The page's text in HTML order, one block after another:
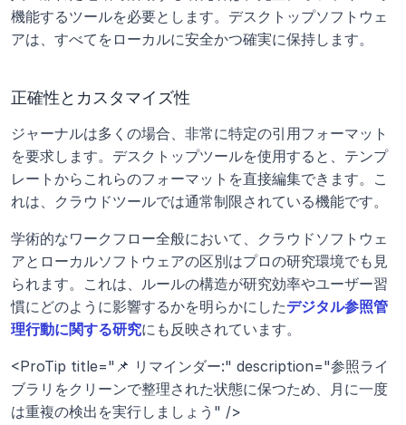
機能するツールを必要とします。デスクトップソフトウェ
アは、すべてをローカルに安全かつ確実に保持します。
正確性とカスタマイズ性
ジャーナルは多くの場合、非常に特定の引用フォーマット
を要求します。デスクトップツールを使用すると、テンプ
レートからこれらのフォーマットを直接編集できます。こ
れは、クラウドツールでは通常制限されている機能です。
学術的なワークフロー全般において、クラウドソフトウェ
アとローカルソフトウェアの区別はプロの研究環境でも見
られます。これは、ルールの構造が研究効率やユーザー習
慣にどのように影響するかを明らかにしたデジタル参照管
理行動に関する研究にも反映されています。
<ProTip title="📌 リマインダー:" description="参照ライ
ブラリをクリーンで整理された状態に保つため、月に一度
は重複の検出を実行しましょう" />